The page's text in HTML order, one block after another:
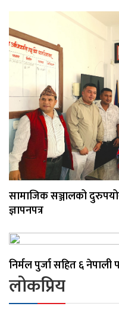
सामाजिक सञ्जालको
ज्ञापनपत्र
निर्मल पुर्जा सहित ६ नेपाली
लोकप्रिय